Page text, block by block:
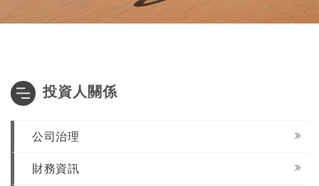
投資人關係
公司治理
財務資訊